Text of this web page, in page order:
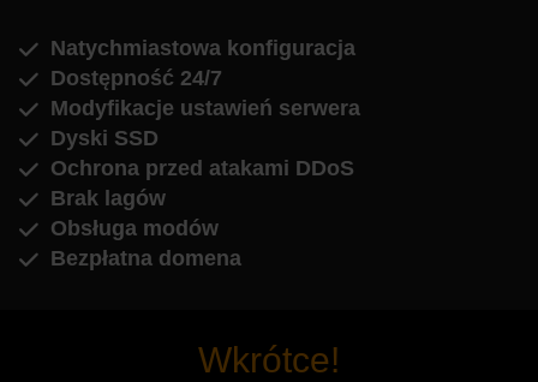
Natychmiastowa konfiguracja
Dostępność 24/7
Modyfikacje ustawień serwera
Dyski SSD
Ochrona przed atakami DDoS
Brak lagów
Obsługa modów
Bezpłatna domena
Wkrótce!